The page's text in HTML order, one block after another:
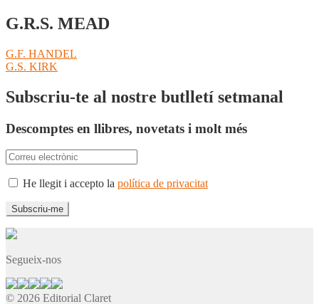
G.R.S. MEAD
Navegació
d'entrades
Entrada
anterior:
G.F. HANDEL
Pròxima
G.S. KIRK
Subscriu-te al nostre butlletí setmanal
Descomptes en llibres, novetats i molt més
He llegit i accepto la política de privacitat
Segueix-nos
© 2026 Editorial Claret